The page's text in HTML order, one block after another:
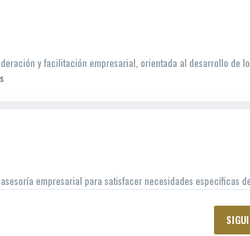
y facilitación empresarial, orientada al desarrollo de
asesoría empresarial para satisfacer necesidades específicas